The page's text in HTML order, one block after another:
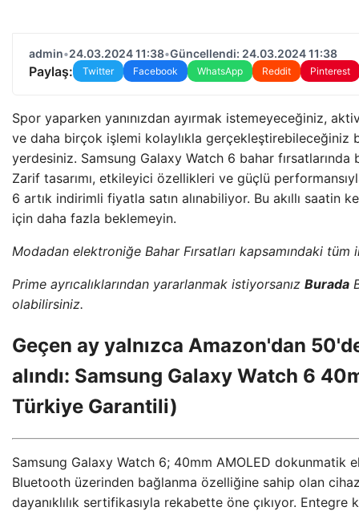
admin•24.03.2024 11:38•Güncellendi: 24.03.2024 11:38
Paylaş: Twitter Facebook WhatsApp Reddit Pinterest
Spor yaparken yanınızdan ayırmak istemeyeceğiniz,
ve daha birçok işlemi kolaylıkla gerçekleştirebileceğiniz
yerdesiniz. Samsung Galaxy Watch 6 bahar fırsatlarında
Zarif tasarımı, etkileyici özellikleri ve güçlü
6 artık indirimli fiyatla satın alınabiliyor. Bu akıllı saatin
için daha fazla beklemeyin.
Modadan elektroniğe Bahar Fırsatları kapsamındaki
Prime ayrıcalıklarından yararlanmak istiyorsanız Burada
olabilirsiniz.
Geçen ay yalnızca Amazon'dan
alındı: Samsung Galaxy Watch 6
Türkiye Garantili)
Samsung Galaxy Watch 6; 40mm AMOLED dokunmatik
Bluetooth üzerinden bağlanma özelliğine sahip olan
dayanıklılık sertifikasıyla rekabette öne çıkıyor. Entegre